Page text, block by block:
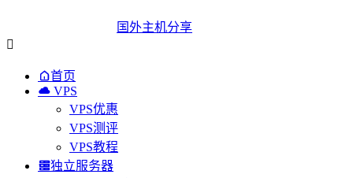
国外主机分享

首页
 VPS
VPS优惠
VPS测评
VPS教程
独立服务器